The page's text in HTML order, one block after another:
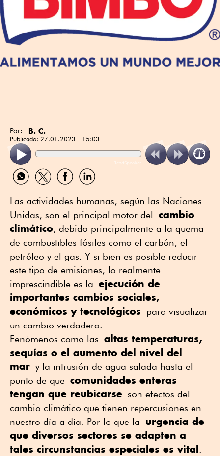
Por: B. C.
Publicado: 27.01.2023 - 15:03
ReadSpeaker
Compartir
por
Compartir
por
Compartir
por
Compartir
por
Las actividades humanas, según las Naciones
Unidas, son el principal motor del cambio
climático, debido principalmente a la quema
de combustibles fósiles como el carbón, el
petróleo y el gas. Y si bien es posible reducir
este tipo de emisiones, lo realmente
imprescindible es la ejecución de
importantes cambios sociales,
económicos y tecnológicos para visualizar
un cambio verdadero.
Fenómenos como las altas temperaturas,
sequías o el aumento del nivel del
mar y la intrusión de agua salada hasta el
punto de que comunidades enteras
tengan que reubicarse son efectos del
cambio climático que tienen repercusiones en
nuestro día a día. Por lo que la urgencia de
que diversos sectores se adapten a
tales circunstancias especiales es vital.